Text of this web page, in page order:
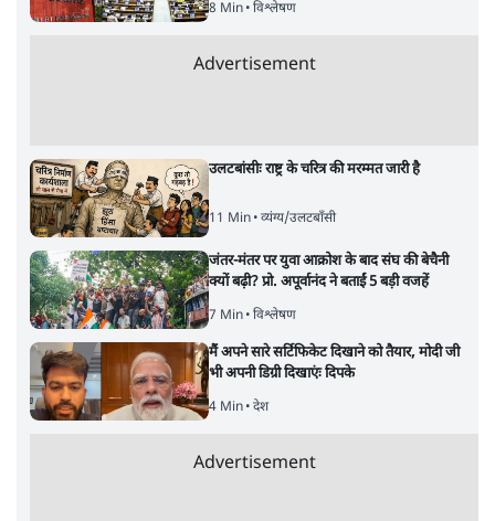
8 Min• विश्लेषण
Advertisement
उलटबांसीः राष्ट्र के चरित्र की मरम्मत जारी है
11 Min• व्यंग्य/उलटबाँसी
जंतर-मंतर पर युवा आक्रोश के बाद संघ की बेचैनी
क्यों बढ़ी? प्रो. अपूर्वानंद ने बताईं 5 बड़ी वजहें
7 Min• विश्लेषण
मैं अपने सारे सर्टिफिकेट दिखाने को तैयार, मोदी जी
भी अपनी डिग्री दिखाएंः दिपके
4 Min• देश
Advertisement